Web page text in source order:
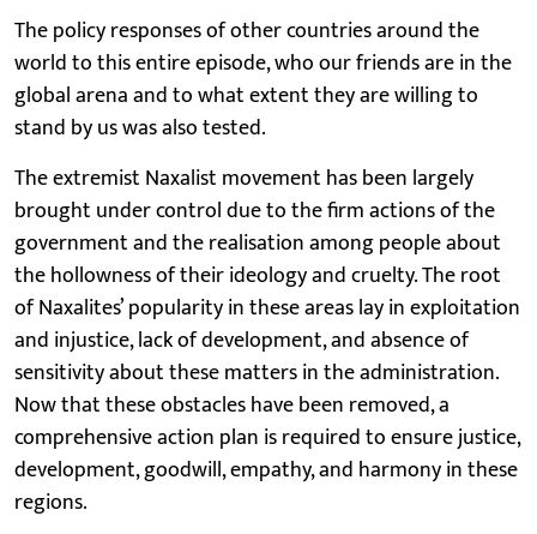
The policy responses of other countries around the
world to this entire episode, who our friends are in the
global arena and to what extent they are willing to
stand by us was also tested.
The extremist Naxalist movement has been largely
brought under control due to the firm actions of the
government and the realisation among people about
the hollowness of their ideology and cruelty. The root
of Naxalites’ popularity in these areas lay in exploitation
and injustice, lack of development, and absence of
sensitivity about these matters in the administration.
Now that these obstacles have been removed, a
comprehensive action plan is required to ensure justice,
development, goodwill, empathy, and harmony in these
regions.